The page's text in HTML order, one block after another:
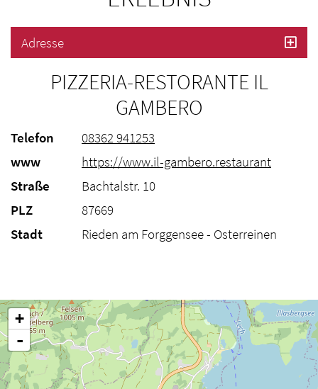
Adresse
PIZZERIA-RESTORANTE IL
GAMBERO
Telefon
08362 941253
www
https://www.il-gambero.restaurant
Straße
Bachtalstr. 10
PLZ
87669
Stadt
Rieden am Forggensee - Osterreinen
+
-